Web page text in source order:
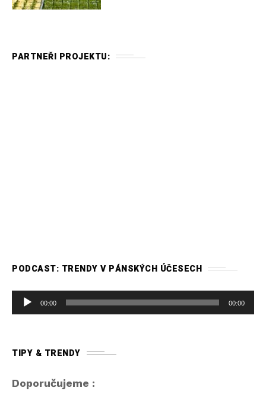
PARTNEŘI PROJEKTU:
PODCAST: TRENDY V PÁNSKÝCH ÚČESECH
u
p
00:00 00:00
TIPY & TRENDY
Doporučujeme :